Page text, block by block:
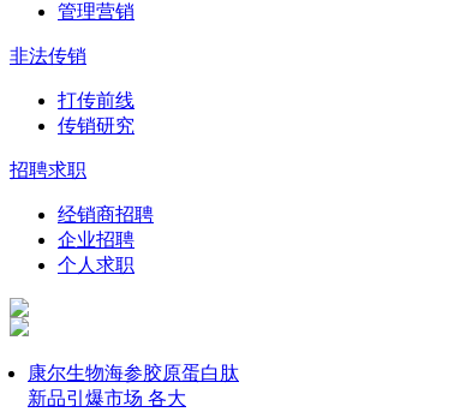
管理营销
非法传销
打传前线
传销研究
招聘求职
经销商招聘
企业招聘
个人求职
康尔生物海参胶原蛋白肽
新品引爆市场 各大